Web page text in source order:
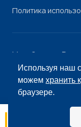
Используя наш
можемхранить
браузере.
Политика
Минобрнауки
Роскомнадзор
© «МИРБИС», 2026